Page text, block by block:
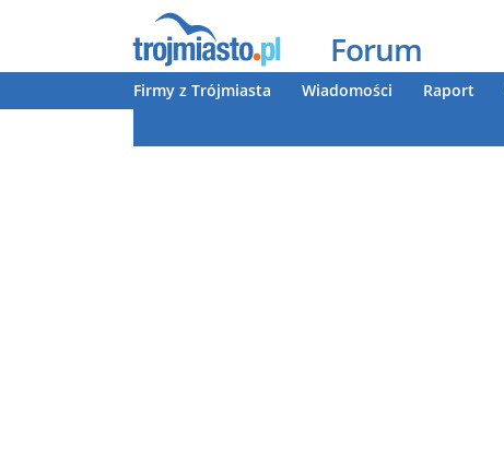
Forum
Firmy z Trójmiasta Wiadomości Raport